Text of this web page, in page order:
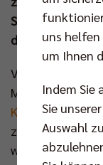
Spiel mehr als
der eigenen
Vor Anpfiff war
Meinung zur
Kiez-Tour
zum
wurde, gab es
uns helfen
um Ihnen
Indem Sie
Sie
Auswahl